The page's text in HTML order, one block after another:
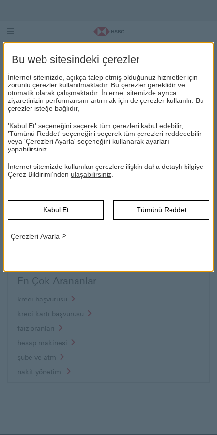
ARAMA
Lütfen aramak istediğiniz terimleri girip "Ara" butonuna
tıklayınız.
Ara
kredi başvurusu"ile ilgili 2 sonuç bulundu.
HSBC Portföy
... Sabit getirili yatırımlar dahikredi
Fon Risk Değeri
HSBC Portföy
...
En Çok Arananlar
kredi başvurusu
kredi kartı başvurusu
faiz oranları
hesap makinesi
şube ve atm
nakit yönetimi
Bu web sitesindeki çerezler
İnternet sitemizde, açıkça talep etmiş olduğunuz hizmetler için
zorunlu çerezler kullanılmaktadır. Bu çerezler gereklidir ve
otomatik olarak çalışmaktadır. İnternet sitemizde ayrıca
ziyaretinizin performansını artırmak için de çerezler kullanılır. Bu
çerezler isteğe bağlıdır,
'Kabul Et' seçeneğini seçerek tüm çerezleri kabul edebilir,
'Tümünü Reddet' seçeneğini seçerek tüm çerezleri reddedebilir
veya 'Çerezleri Ayarla' seçeneğini kullanarak ayarları
yapabilirsiniz.
İnternet sitemizde kullanılan çerezlere ilişkin daha detaylı bilgiye
Çerez Bildirimi’nden ulaşabilirsiniz
Kabul Et Tümünü Reddet
Çerezleri Ayarla >